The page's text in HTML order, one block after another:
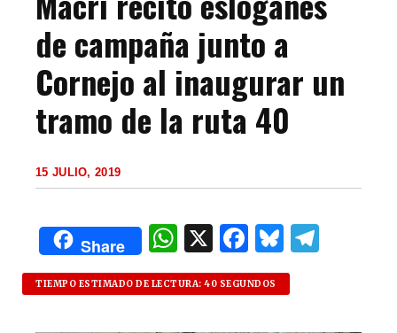
de campaña junto a
Cornejo al inaugurar un
tramo de la ruta 40
15 JULIO, 2019
Share
W
h
at
s
X F
a
c
e
B
lu
es
k g
TIEMPO ESTIMADO DE LECTURA: 40 SEGUNDOS